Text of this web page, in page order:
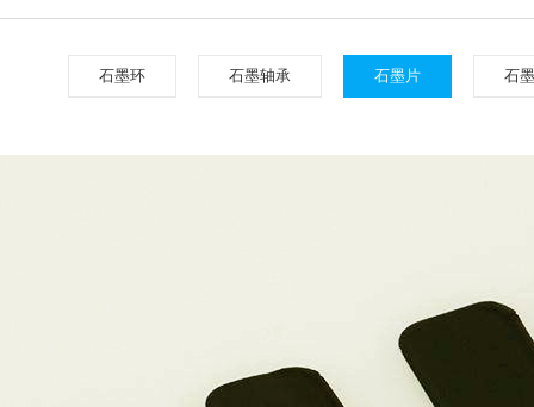
石墨环 石墨轴承 石墨片 石